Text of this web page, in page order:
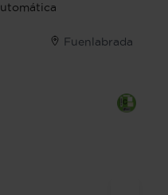
Fuenlabrada